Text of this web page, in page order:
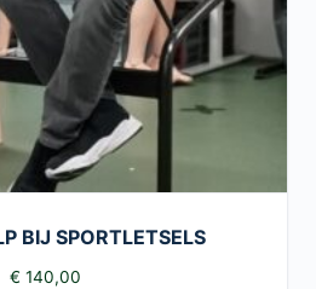
BIJ SPORTLETSELS
€ 140,00